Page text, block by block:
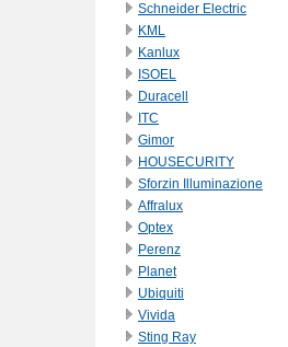
Schneider Electric
KML
Kanlux
ISOEL
Duracell
ITC
Gimor
HOUSECURITY
Sforzin Illuminazione
Affralux
Optex
Perenz
Planet
Ubiquiti
Vivida
Sting Ray